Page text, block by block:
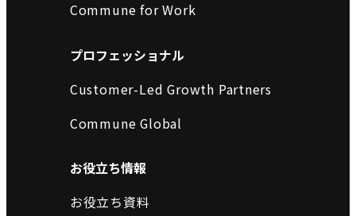
Commune for Work
プロフェッショナル
Customer-Led Growth Partners
Commune Global
お役立ち情報
お役立ち資料